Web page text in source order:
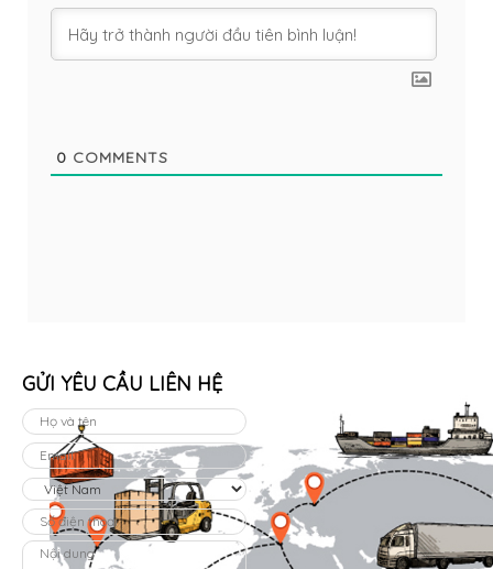
0 COMMENTS
GỬI YÊU CẦU LIÊN HỆ